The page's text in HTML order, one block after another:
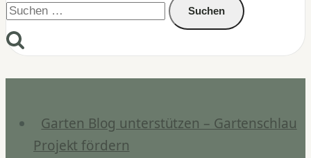
nach:
Garten Blog unterstützen – Gartenschlau
Projekt fördern